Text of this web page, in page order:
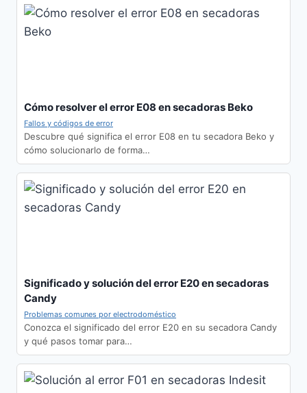
Cómo resolver el error E08 en secadoras Beko
Fallos y códigos de error
Descubre qué significa el error E08 en tu secadora Beko y
cómo solucionarlo de forma…
Significado y solución del error E20 en secadoras
Candy
Problemas comunes por electrodoméstico
Conozca el significado del error E20 en su secadora Candy
y qué pasos tomar para…